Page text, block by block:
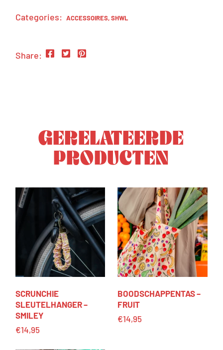
Categories: ACCESSOIRES,SHWL
Share:
GERELATEERDE
PRODUCTEN
€14,95
SCRUNCHIE
SLEUTELHANGER –
SMILEY
€14,95
BOODSCHAPPENTAS –
FRUIT